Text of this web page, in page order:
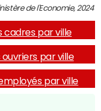
de l'Economie, 2024
cadres par ville
par ville
par ville